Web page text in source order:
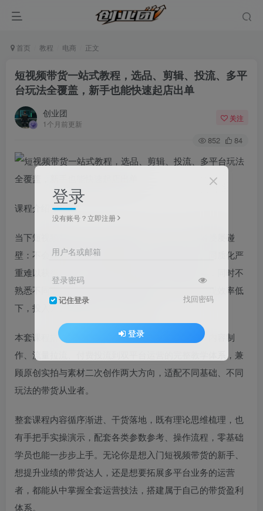
首页 教程 电商 正文
短视频带货一站式教程，选品、剪辑、投流、多平
台玩法全覆盖，新手也能快速起店出单
创业团
1个月前更新
关注
852 84
课程介绍
当下短视频带货已是主流增收赛道，但不少入局者屡屡碰
壁：不会精准选品导致货品滞销，视频制作粗糙、同质化严
重难以获得流量，不懂付费投流规则白白消耗成本，同时不
熟悉不同平台运营规则，账号起号慢、挂车难、变现效率低
下，投入大量时间精力却看不到收益。
本套课程搭建从认知定位、账号搭建、选品策略、内容制
作、流量拉流、付费投流到双平台运营的完整教学体系，兼
顾原创实拍与素材二次创作两大方向，适配不同基础、不同
玩法的带货从业者。
整套课程内容循序渐进、干货落地，既有理论思维梳理，也
有手把手实操演示，配套各类参数参考、操作流程，零基础
学员也能一步步上手。无论你是想入门短视频带货的新手、
想提升业绩的带货达人，还是想要拓展多平台业务的运营
者，都能从中掌握全套运营技法，搭建属于自己的带货盈利
体系。
登录
没有账号？立即注册
用户名或邮箱
登录密码
记住登录 找回密码
登录